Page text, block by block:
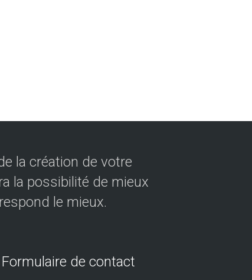
la création de votre
la possibilité de mieux
le mieux.
Formulaire de contact